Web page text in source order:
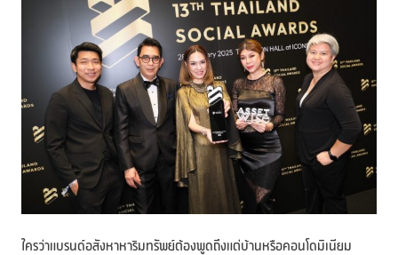
ใครว่าแบรนด์อสังหาหาริมทรัพย์ต้องพูดถึงแต่บ้านหรือคอนโดมิเนียม